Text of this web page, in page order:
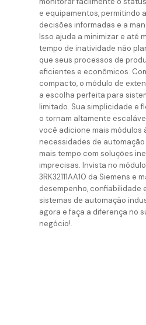
e equipamentos, permitindo
decisões informadas e a
Isso ajuda a minimizar e até
tempo de inatividade não
que seus processos de
eficientes e econômicos.
compacto, o módulo de
a escolha perfeita para
limitado. Sua simplicidade e
o tornam altamente
você adicione mais módulos
necessidades de
mais tempo com soluções
imprecisas. Invista no
3RK32111AA10 da Siemens e
desempenho, confiabilidade
sistemas de automação
agora e faça a diferença no
negócio!.